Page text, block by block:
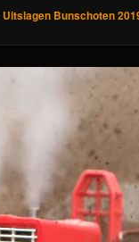
Uitslagen Bunschoten